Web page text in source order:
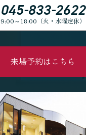
045-833-2622
9:00～18:00（火・水曜定休）
来場予約はこちら